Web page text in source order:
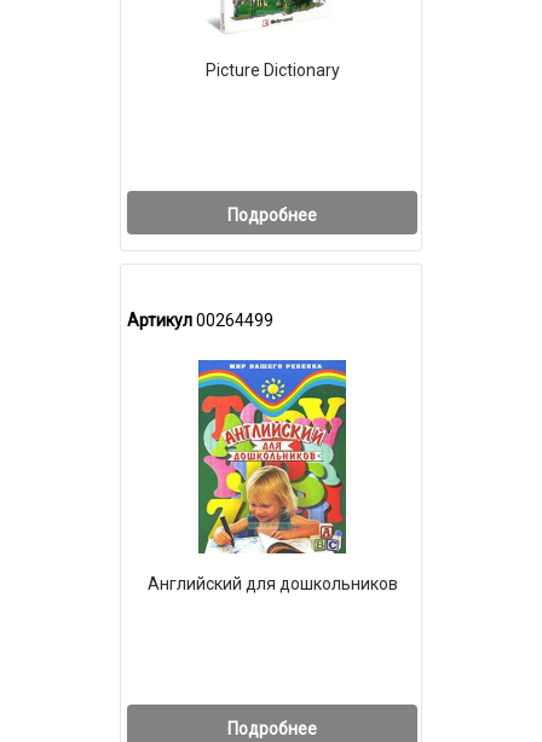
Picture Dictionary
Подробнее
Артикул00264499
Английский для дошкольников
Подробнее